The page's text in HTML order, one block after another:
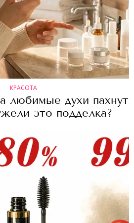
КРАСОТА
любимые духи пахнут
это подделка?